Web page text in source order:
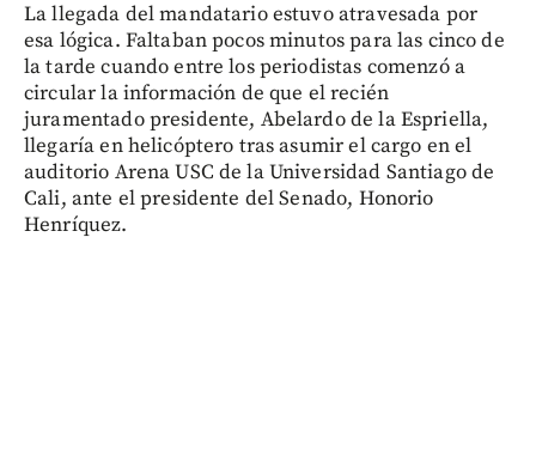
La llegada del mandatario estuvo atravesada por
esa lógica. Faltaban pocos minutos para las cinco de
la tarde cuando entre los periodistas comenzó a
circular la información de que el recién
juramentado presidente, Abelardo de la Espriella,
llegaría en helicóptero tras asumir el cargo en el
auditorio Arena USC de la Universidad Santiago de
Cali, ante el presidente del Senado, Honorio
Henríquez.